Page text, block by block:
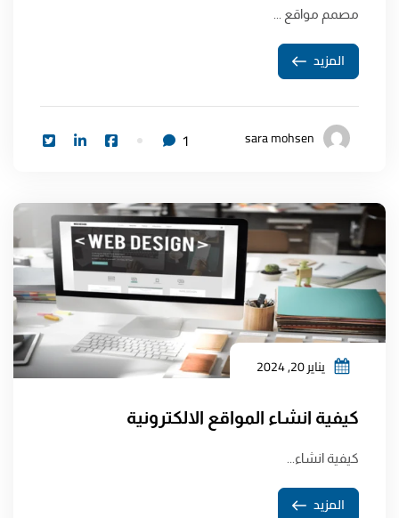
مصمم مواقع ...
المزيد
sara mohsen
1
يناير 20, 2024
كيفية انشاء المواقع الالكترونية
كيفية انشاء...
المزيد